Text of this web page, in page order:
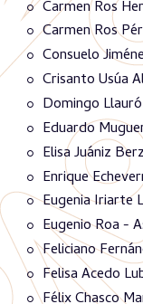
Carmen Ros
Carmen Ros
Consuelo
Crisanto Usúa
Domingo
Eduardo
Elisa Juániz
Enrique
Eugenia Iriarte
Eugenio Roa -
Feliciano
Felisa Acedo
Félix Chasco